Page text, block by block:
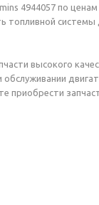
4944057 по
топливной
высокого